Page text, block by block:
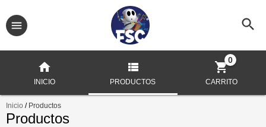
INICIO PRODUCTOS CARRITO
0
Inicio / Productos
Productos